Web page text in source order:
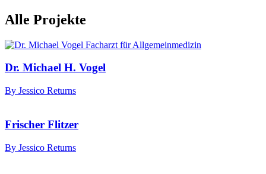
Alle Projekte
Dr. Michael H. Vogel
By Jessico Returns
Frischer Flitzer
By Jessico Returns